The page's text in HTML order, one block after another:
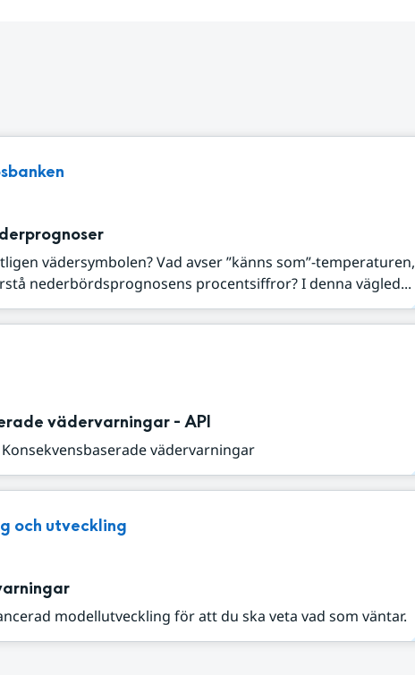
vädersymbolen? Vad avser ”känns som”-temperaturen,
nederbördsprognosens procentsiffror? I denna vägled...
vädervarningar - API
vädervarningar
och utveckling
modellutveckling för att du ska veta vad som väntar.